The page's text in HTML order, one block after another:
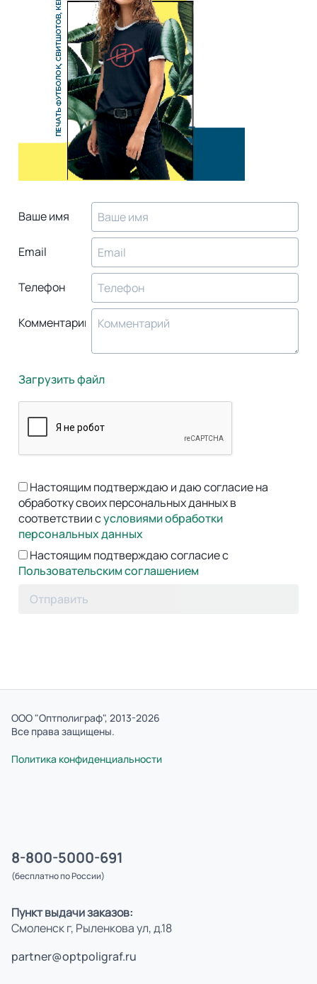
Ваше имя
Email
Телефон
Комментарий
Загрузить файл
Настоящим подтверждаю и даю согласие на
обработку своих персональных данных в
соответствии сусловиями обработки
персональных данных
Настоящим подтверждаю согласие с
Пользовательским соглашением
Отправить
ООО "Оптполиграф", 2013-2026
Все права защищены.
Политика конфиденциальности
8-800-5000-691
(бесплатно по России)
Пункт выдачи заказов:
Смоленск г, Рыленкова ул, д.18
partner@optpoligraf.ru